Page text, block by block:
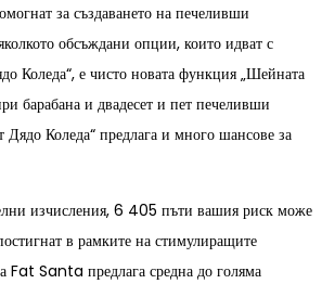
за създаването на печеливши
обсъждани опции, които идват с
Коледа“, е чисто новата функция „Шейната
барабана и двадесет и пет печеливши
Дядо Коледа“ предлага и много шансове за
изчисления, 6 405 пъти вашия риск може
в рамките на стимулиращите
Fat Santa предлага средна до голяма